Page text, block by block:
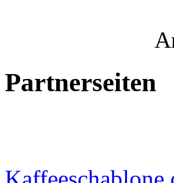
Partnerseiten